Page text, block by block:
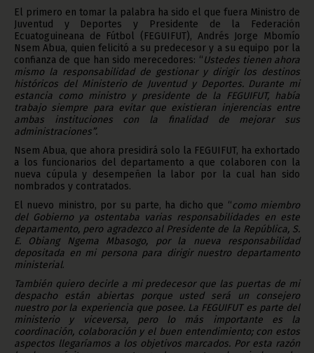
El primero en tomar la palabra ha sido el que fuera Ministro de
Juventud y Deportes y Presidente de la Federación
Ecuatoguineana de Fútbol (FEGUIFUT), Andrés Jorge Mbomío
Nsem Abua, quien felicitó a su predecesor y a su equipo por la
confianza de que han sido merecedores: “Ustedes tienen ahora
mismo la responsabilidad de gestionar y dirigir los destinos
históricos del Ministerio de Juventud y Deportes. Durante mi
estancia como ministro y presidente de la FEGUIFUT, había
trabajo siempre para evitar que existieran injerencias entre
ambas instituciones con la finalidad de mejorar sus
administraciones”.
Nsem Abua, que ahora presidirá solo la FEGUIFUT, ha exhortado
a los funcionarios del departamento a que colaboren con la
nueva cúpula y desempeñen la labor por la cual han sido
nombrados y contratados.
El nuevo ministro, por su parte, ha dicho que “como miembro
del Gobierno ya ostentaba varias responsabilidades en este
departamento, pero agradezco al Presidente de la República, S.
E. Obiang Ngema Mbasogo, por la nueva responsabilidad
depositada en mi persona para dirigir nuestro departamento
ministerial.
También quiero decirle a mi predecesor que las puertas de mi
despacho están abiertas porque usted será un consejero
nuestro por la experiencia que posee. La FEGUIFUT es parte del
ministerio y viceversa, pero lo más importante es la
coordinación, colaboración y el buen entendimiento; con estos
aspectos llegaríamos a los objetivos marcados. Por esta razón